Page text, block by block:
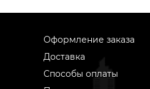
Оформление заказа
Доставка
Способы оплаты